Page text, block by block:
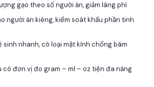
gạo theo số người ăn, giảm lãng phí
người ăn kiêng, kiểm soát khẩu phần tinh
sinh nhanh, có loại mặt kính chống bám
có đơn vị đo gram – ml – oz tiện đa năng